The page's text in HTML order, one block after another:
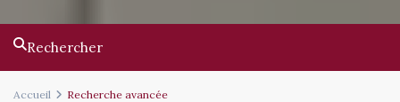
Rechercher
Accueil Recherche avancée